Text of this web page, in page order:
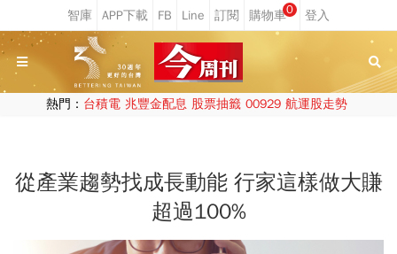
0
熱門： 台積電 兆豐金配息 股票抽籤 00929 航運股走勢
從產業趨勢找成長動能 行家這樣做大賺
超過100%